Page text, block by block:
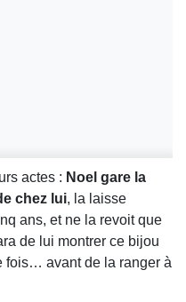
actes : Noel gare la
chez lui, la laisse
ans, et ne la revoit que
de lui montrer ce bijou
fois… avant de la ranger à